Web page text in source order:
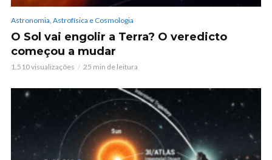
Astronomia, Astrofísica e Cosmologia
O Sol vai engolir a Terra? O veredicto
começou a mudar
1.510 visualizações 25 min de leitura